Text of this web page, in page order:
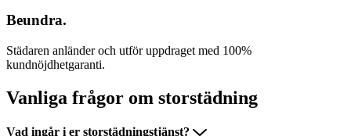
Beundra.
Städaren anländer och utför uppdraget med 100%
kundnöjdhetgaranti.
Vanliga frågor om storstädning
Vad ingår i er storstädningstjänst?